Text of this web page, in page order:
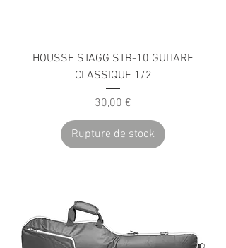
HOUSSE STAGG STB-10 GUITARE
CLASSIQUE 1/2
Prix
30,00 €
Rupture de stock